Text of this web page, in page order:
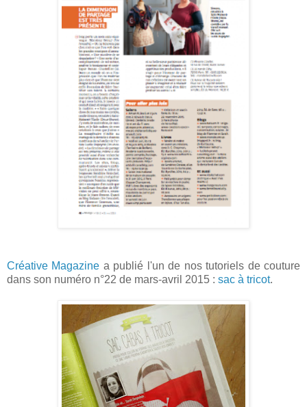
Créative Magazine a publié l'un de nos tutoriels de couture
dans son numéro n°22 de mars-avril 2015 : sac à tricot.